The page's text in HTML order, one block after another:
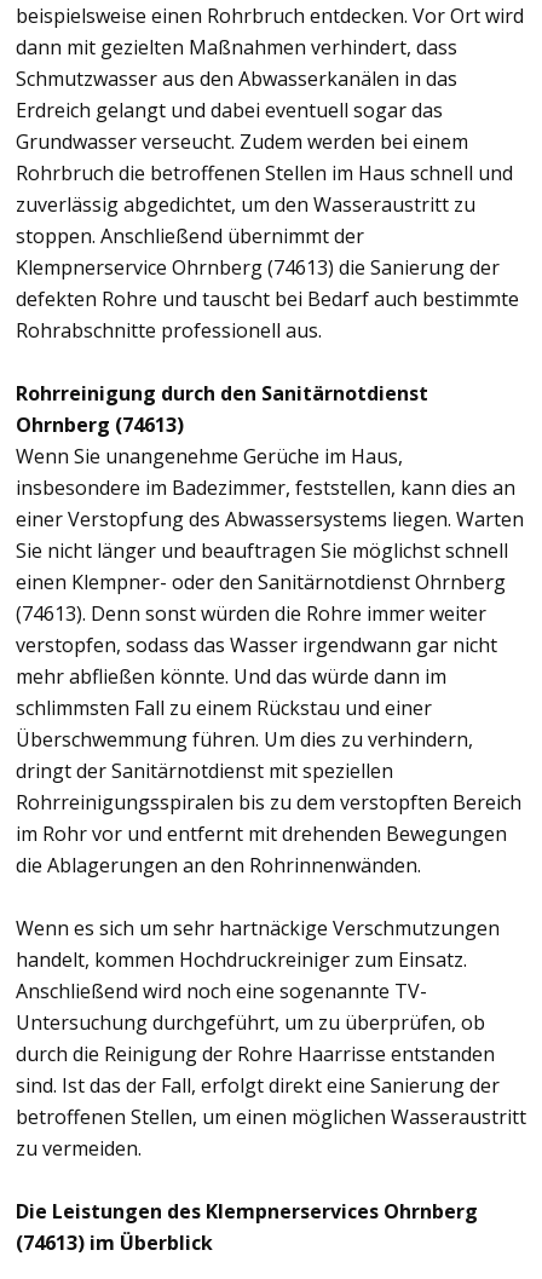
beispielsweise einen Rohrbruch entdecken. Vor Ort wird
dann mit gezielten Maßnahmen verhindert, dass
Schmutzwasser aus den Abwasserkanälen in das
Erdreich gelangt und dabei eventuell sogar das
Grundwasser verseucht. Zudem werden bei einem
Rohrbruch die betroffenen Stellen im Haus schnell und
zuverlässig abgedichtet, um den Wasseraustritt zu
stoppen. Anschließend übernimmt der
Klempnerservice Ohrnberg (74613) die Sanierung der
defekten Rohre und tauscht bei Bedarf auch bestimmte
Rohrabschnitte professionell aus.
Rohrreinigung durch den Sanitärnotdienst
Ohrnberg (74613)
Wenn Sie unangenehme Gerüche im Haus,
insbesondere im Badezimmer, feststellen, kann dies an
einer Verstopfung des Abwassersystems liegen. Warten
Sie nicht länger und beauftragen Sie möglichst schnell
einen Klempner- oder den Sanitärnotdienst Ohrnberg
(74613). Denn sonst würden die Rohre immer weiter
verstopfen, sodass das Wasser irgendwann gar nicht
mehr abfließen könnte. Und das würde dann im
schlimmsten Fall zu einem Rückstau und einer
Überschwemmung führen. Um dies zu verhindern,
dringt der Sanitärnotdienst mit speziellen
Rohrreinigungsspiralen bis zu dem verstopften Bereich
im Rohr vor und entfernt mit drehenden Bewegungen
die Ablagerungen an den Rohrinnenwänden.
Wenn es sich um sehr hartnäckige Verschmutzungen
handelt, kommen Hochdruckreiniger zum Einsatz.
Anschließend wird noch eine sogenannte TV-
Untersuchung durchgeführt, um zu überprüfen, ob
durch die Reinigung der Rohre Haarrisse entstanden
sind. Ist das der Fall, erfolgt direkt eine Sanierung der
betroffenen Stellen, um einen möglichen Wasseraustritt
zu vermeiden.
Die Leistungen des Klempnerservices Ohrnberg
(74613) im Überblick